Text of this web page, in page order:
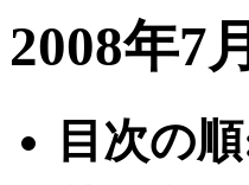
2008年7
目次の